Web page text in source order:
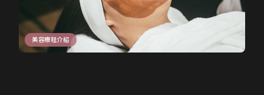
美容療程介紹